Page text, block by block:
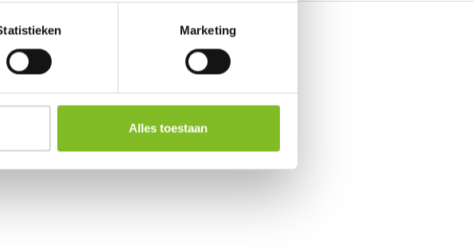
Marketing
Alles toestaan